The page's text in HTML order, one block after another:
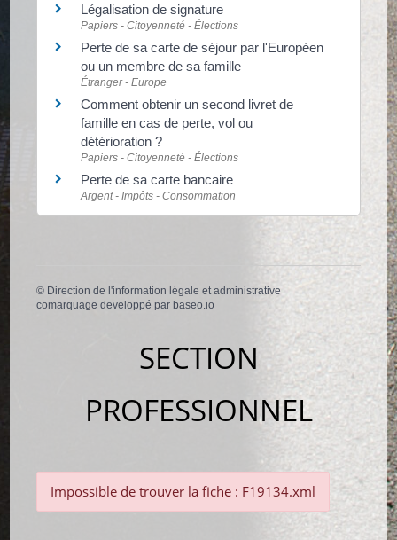
Légalisation de signature
Papiers - Citoyenneté - Élections
Perte de sa carte de séjour par l'Européen
ou un membre de sa famille
Étranger - Europe
Comment obtenir un second livret de
famille en cas de perte, vol ou
détérioration ?
Papiers - Citoyenneté - Élections
Perte de sa carte bancaire
Argent - Impôts - Consommation
© Direction de l'information légale et administrative
comarquage developpé par baseo.io
SECTION
PROFESSIONNEL
Impossible de trouver la fiche : F19134.xml